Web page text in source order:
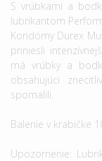
S vrúbkami a
lubrikantom
Kondómy Durex
priniesli
má vrúbky a
obsahujúci
spomalili.
Balenie v krabičke
Upozornenie: